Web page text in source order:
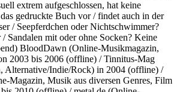
extrem aufgeschlossen, hat keine
gedruckte Buch vor / findet auch in der
/ Seepferdchen oder Nichtschwimmer?
Sandalen mit oder ohne Socken? Keine
BloodDawn (Online-Musikmagazin,
2003 bis 2006 (offline) / Tinnitus-Mag
Alternative/Indie/Rock) in 2004 (offline) /
Magazin, Musik aus diversen Genres, Film